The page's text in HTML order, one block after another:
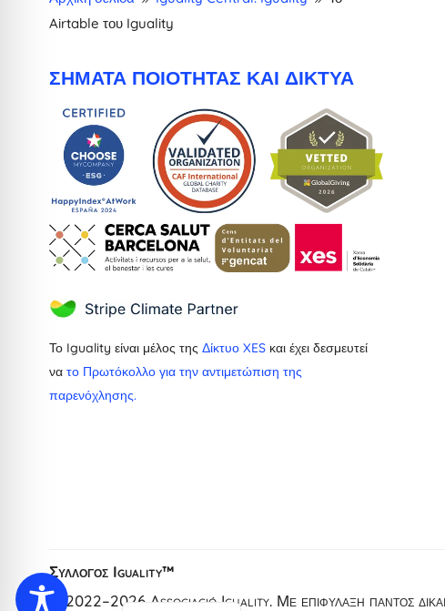
Airtable του Iguality
ΣΉΜΑΤΑ ΠΟΙΌΤΗΤΑΣ ΚΑΙ ΔΊΚΤΥΑ
Το Iguality είναι μέλος της Δίκτυο XESκαι έχει δεσμευτεί
να το Πρωτόκολλο για την αντιμετώπιση της
παρενόχλησης.
Σύλλογος Iguality™
© 2022–2026 Associació Iguality. Με επιφύλαξη παντός